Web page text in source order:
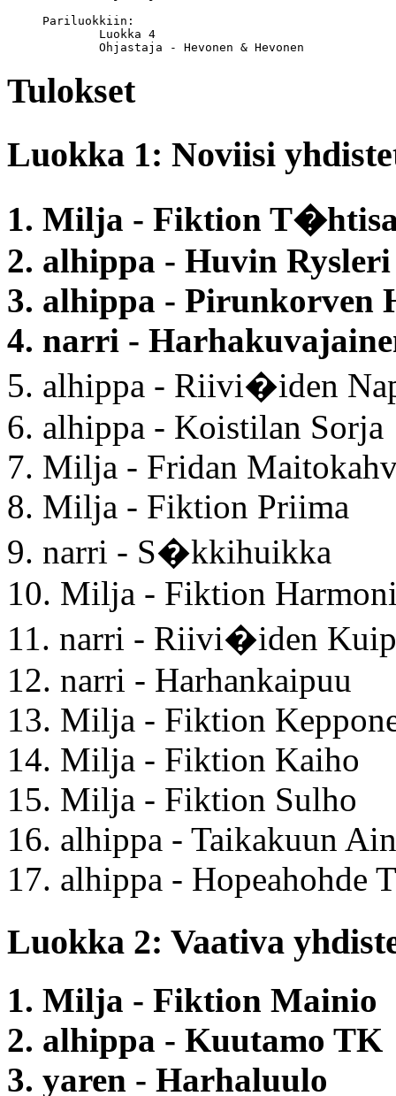
Pariluokkiin:
	Ohjastaja - Hevonen & Hevonen
Tulokset
Luokka 1: Noviisi
1. Milja - Fiktion
2. alhippa - Huvin Rysleri
3. alhippa - Pirunkorven
4. narri -
5. alhippa - Riivi�iden
6. alhippa - Koistilan Sorja
7. Milja - Fridan
8. Milja - Fiktion Priima
9. narri - S�kkihuikka
10. Milja - Fiktion
11. narri - Riivi�iden
12. narri - Harhankaipuu
13. Milja - Fiktion
14. Milja - Fiktion Kaiho
15. Milja - Fiktion Sulho
16. alhippa - Taikakuun
17. alhippa - Hopeahohde
Luokka 2: Vaativa
1. Milja - Fiktion Mainio
2. alhippa - Kuutamo TK
3. yaren - Harhaluulo